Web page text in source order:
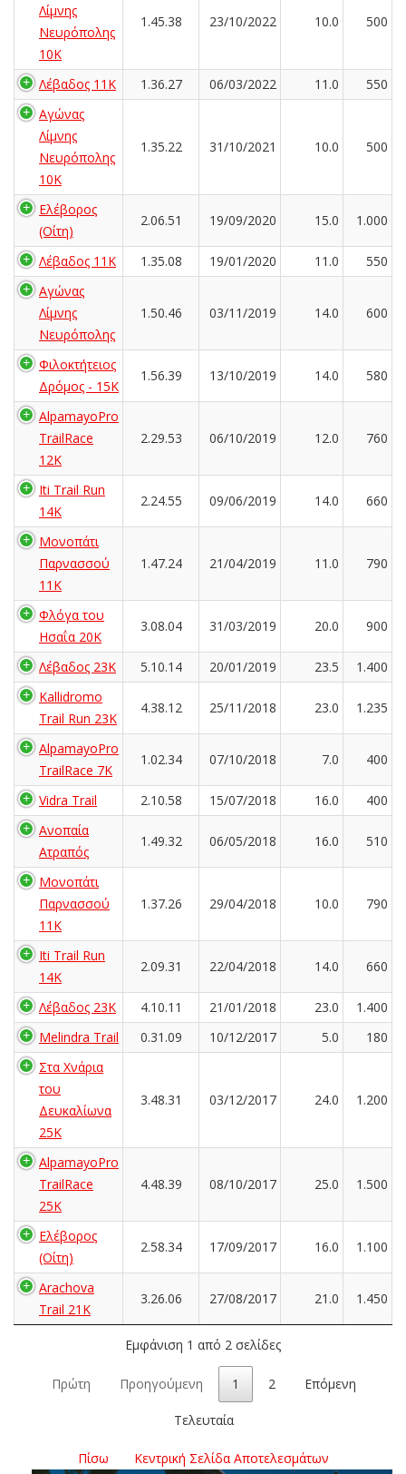
Λίμνης
Νευρόπολης
10Κ
1.45.38 23/10/2022 10.0 500
Λέβαδος 11K 1.36.27 06/03/2022 11.0
550
Αγώνας
Λίμνης
Νευρόπολης
10Κ
1.35.22 31/10/2021 10.0 500
Ελέβορος
(Οίτη)
2.06.51 19/09/2020 15.0 1.000
Λέβαδος 11K 1.35.08 19/01/2020 11.0
550
Αγώνας
Λίμνης
Νευρόπολης
1.50.46 03/11/2019 14.0 600
Φιλοκτήτειος
Δρόμος - 15Κ
1.56.39 13/10/2019 14.0 580
AlpamayoPro
TrailRace
12K
2.29.53 06/10/2019 12.0 760
Iti Trail Run
14K
2.24.55 09/06/2019 14.0 660
Μονοπάτι
Παρνασσού
11K
1.47.24 21/04/2019 11.0 790
Φλόγα του
Ησαΐα 20Κ
3.08.04 31/03/2019 20.0 900
Λέβαδος 23Κ 5.10.14 20/01/2019 23.5
1.400
Kallidromo
Trail Run 23K
4.38.12 25/11/2018 23.0 1.235
AlpamayoPro
TrailRace 7K
1.02.34 07/10/2018 7.0 400
Vidra Trail 2.10.58 15/07/2018 16.0
400
Ανοπαία
Ατραπός
1.49.32 06/05/2018 16.0 510
Μονοπάτι
Παρνασσού
11K
1.37.26 29/04/2018 10.0 790
Iti Trail Run
14K
2.09.31 22/04/2018 14.0 660
Λέβαδος 23Κ 4.10.11 21/01/2018 23.0
1.400
Melindra Trail
0.31.09 10/12/2017 5.0
180
Στα Χνάρια
του
Δευκαλίωνα
25K
3.48.31 03/12/2017 24.0 1.200
AlpamayoPro
TrailRace
25K
4.48.39 08/10/2017 25.0 1.500
Ελέβορος
(Οίτη)
2.58.34 17/09/2017 16.0 1.100
Arachova
Trail 21K
3.26.06 27/08/2017 21.0 1.450
Εμφάνιση 1 από 2 σελίδες
Πρώτη Προηγούμενη 1 2 Επόμενη
Τελευταία
Πίσω Κεντρική Σελίδα Αποτελεσμάτων